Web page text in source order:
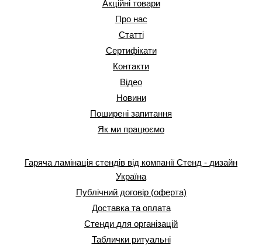
Акційні товари
Про нас
Статті
Сертифікати
Контакти
Відео
Новини
Поширені запитання
Як ми працюємо
Гаряча ламінація стендів від компанії Стенд - дизайн
Україна
Публічний договір (оферта)
Доставка та оплата
Стенди для організацій
Таблички ритуальні